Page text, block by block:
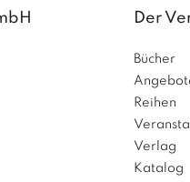
Der
Bücher
Reihen
Verlag
Katalog